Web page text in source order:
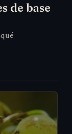
de base